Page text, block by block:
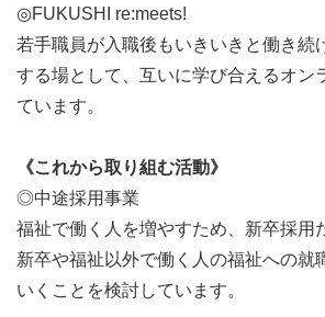
◎FUKUSHI re:meets!
若手職員が入職後もいきいきと働き続
する場として、互いに学び合えるオン
ています。
《これから取り組む活動》
◎中途採用事業
福祉で働く人を増やすため、新卒採用
新卒や福祉以外で働く人の福祉への就
いくことを検討しています。